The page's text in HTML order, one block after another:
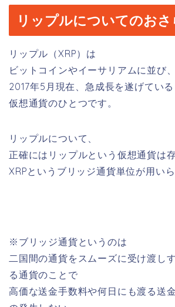
リップルについてのおさ
リップル（XRP）は
ビットコインやイーサリアムに並び、
2017年5月現在、急成長を遂げている
仮想通貨のひとつです。
リップルについて、
正確にはリップルという仮想通貨は
XRPというブリッジ通貨単位が用いら
※ブリッジ通貨というのは
二国間の通貨をスムーズに受け渡し
る通貨のことで
高価な送金手数料や何日にも渡る送